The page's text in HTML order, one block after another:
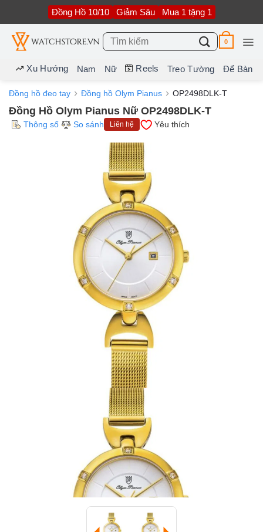
nội
dung
Đồng Hồ 10/10 Giảm Sâu Mua 1 tặng 1
Tìm
kiếm:
0
Xu Hướng Nam Nữ Reels Treo Tường Để Bàn
Đồng hồ đeo tay Đồng hồ Olym Pianus OP2498DLK-T
Đồng Hồ Olym Pianus Nữ OP2498DLK-T
Thông số So sánh Liên hệ Yêu thích